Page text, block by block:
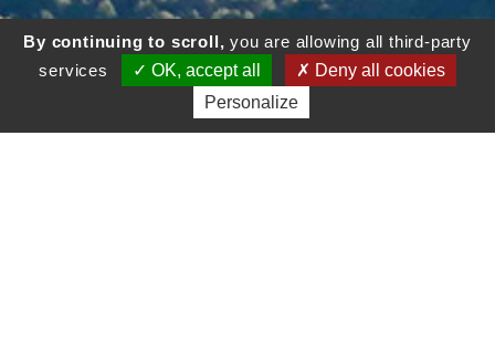
By continuing to scroll, you are allowing all third-party
services
OK, accept all
Deny all cookies
Personalize